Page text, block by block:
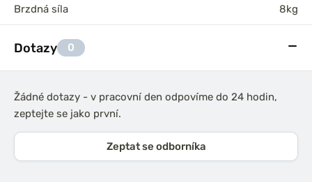
Brzdná síla 8kg
Dotazy 0
Žádné dotazy - v pracovní den odpovíme do 24 hodin,
zeptejte se jako první.
Zeptat se odborníka